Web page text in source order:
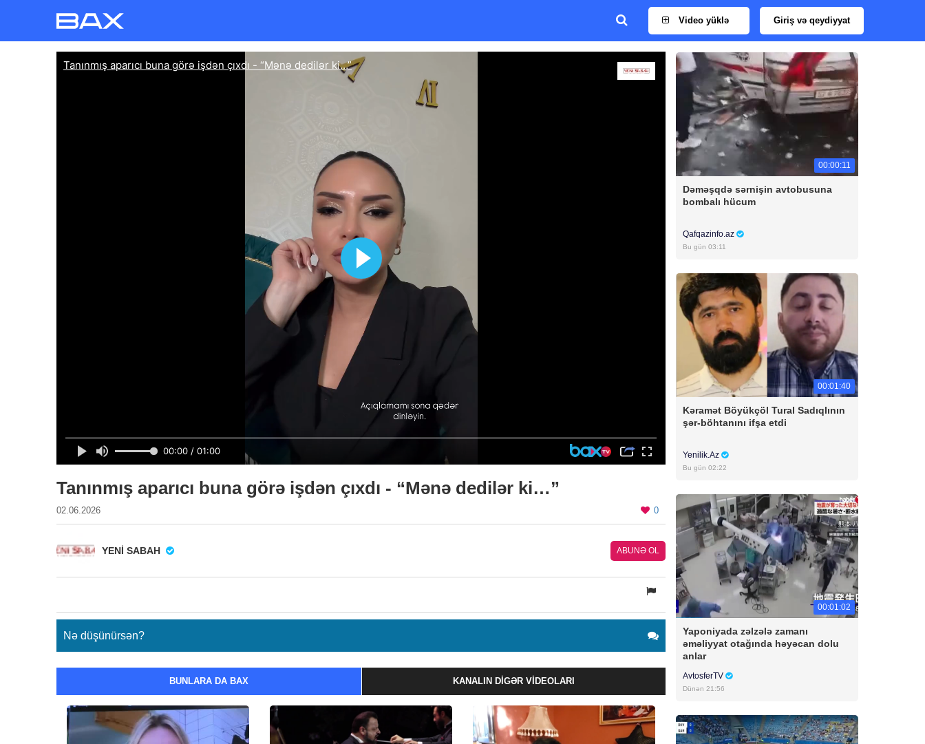
Video yüklə Giriş və qeydiyyat
Tanınmış aparıcı buna görə işdən çıxdı - “Mənə dedilər ki…”
02.06.2026 0
YENI SABAH ABUNƏ OL
Nə düşünürsən?
BUNLARA DA BAX KANALIN DIGƏR VIDEOLARI
00:00:11
Dəməşqdə sərnişin avtobusuna
bombalı hücum
Qafqazinfo.az
Bu gün 03:11
00:01:40
Kəramət Böyükçöl Tural Sadıqlının
şər-böhtanını ifşa etdi
Yenilik.Az
Bu gün 02:22
00:01:02
Yaponiyada zəlzələ zamanı
əməliyyat otağında həyəcan dolu
anlar
AvtosferTV
Dünən 21:56